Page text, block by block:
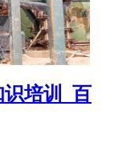
培训_百